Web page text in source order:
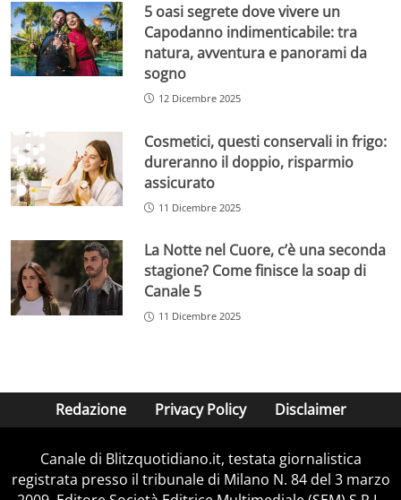
5 oasi segrete dove vivere un
Capodanno indimenticabile: tra
natura, avventura e panorami da
sogno
12 Dicembre 2025
Cosmetici, questi conservali in frigo:
dureranno il doppio, risparmio
assicurato
11 Dicembre 2025
La Notte nel Cuore, c’è una seconda
stagione? Come finisce la soap di
Canale 5
11 Dicembre 2025
Redazione Privacy Policy Disclaimer
Canale di Blitzquotidiano.it, testata giornalistica
registrata presso il tribunale di Milano N. 84 del 3 marzo